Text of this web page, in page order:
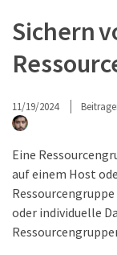
Sichern
11/19/2024
Eine
auf einem Host
oder individuelle